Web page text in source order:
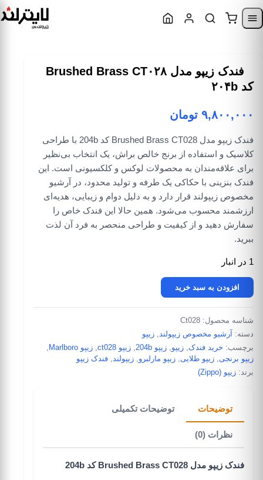
Skip to navigation
فندک زیپو مدل Brushed Brass CT۰۲۸
کد ۲۰۴b
۹,۸۰۰,۰۰۰ تومان
فندک زیپو مدل Brushed Brass CT028 کد 204b با طراحی
کلاسیک و استفاده از برنج خالص براش، یک انتخاب بی‌نظیر
برای علاقه‌مندان به محصولات لوکس و کلکسیونی است. این
فندک بنزینی با حکاکی یک طرفه و تولید محدود، در آرشیو
مخصوص زیپولند قرار دارد و به دلیل دوام و زیبایی، هدیه‌ای
ارزشمند محسوب می‌شود. همین حالا این فندک خاص را
سفارش دهید و از کیفیت و طراحی منحصر به فرد آن لذت
ببرید.
1 در انبار
فندک زیپو مدل Brushed Brass CT028 کد 204b عدد
افزودن به سبد خرید
شناسه محصول: Ct028
دسته: آرشیو مخصوص زیپولند
زیپو
برچسب: خرید فندک زیپو زیپو 204b زیپو ct028 زیپو Marlboro
زیپو برنجی زیپو طلایی زیپو مارلبرو زیپولند
فندک زیپو
برند: زیپو (Zippo)
توضیحات توضیحات تکمیلی
نظرات (0)
فندک زیپو مدل Brushed Brass CT028 کد 204b